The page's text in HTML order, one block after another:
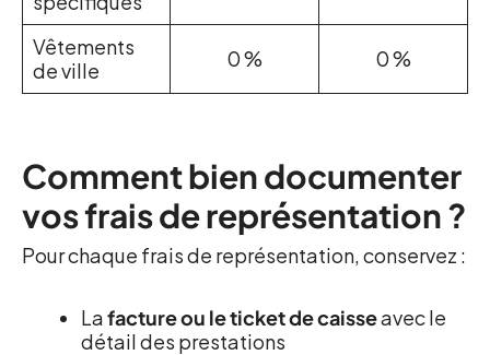
Vêtements
de ville
0 % 0 %
Comment bien documenter
vos frais de représentation ?
Pour chaque frais de représentation, conservez :
Lafacture ou le ticket de caisseavec le
détail des prestations